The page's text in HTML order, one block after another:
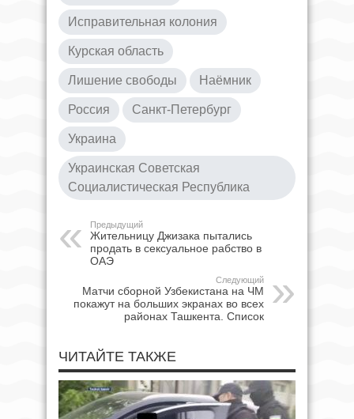
Исправительная колония
Курская область
Лишение свободы Наёмник
Россия Санкт-Петербург
Украина
Украинская Советская
Социалистическая Республика
Предыдущий
Жительницу Джизака пытались
продать в сексуальное рабство в
ОАЭ
Следующий
Матчи сборной Узбекистана на ЧМ
покажут на больших экранах во всех
районах Ташкента. Список
ЧИТАЙТЕ ТАКЖЕ